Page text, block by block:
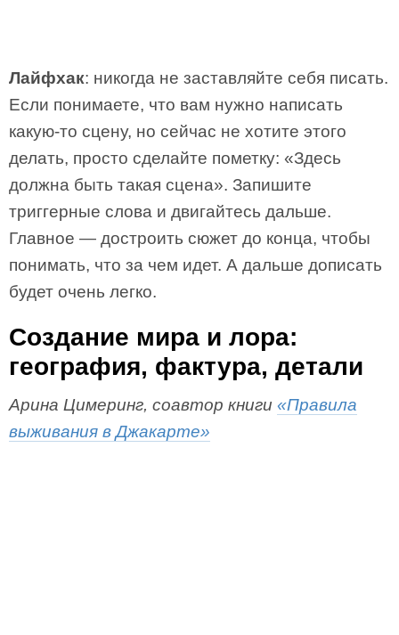
Лайфхак: никогда не заставляйте себя писать.
Если понимаете, что вам нужно написать
какую-то сцену, но сейчас не хотите этого
делать, просто сделайте пометку: «Здесь
должна быть такая сцена». Запишите
триггерные слова и двигайтесь дальше.
Главное — достроить сюжет до конца, чтобы
понимать, что за чем идет. А дальше дописать
будет очень легко.
Создание мира и лора:
география, фактура, детали
Арина Цимеринг, соавтор книги «Правила
выживания в Джакарте»